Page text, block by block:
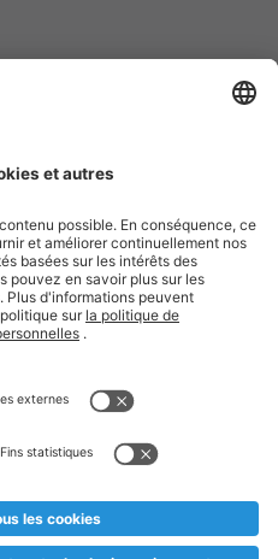
et mentions légales
et jusqu'à
étudié, nous serions
Prix Recupel et TVA incl.
masculine a été adoptée